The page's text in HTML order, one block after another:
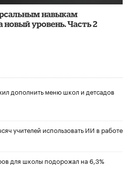
навыкам
уровень. Часть 2
дополнить меню школ и детсадов
учителей использовать ИИ в работе
для школы подорожал на 6,3%